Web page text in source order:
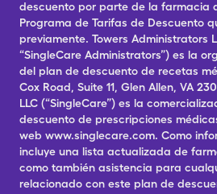
descuento por parte de la farmacia
Programa de Tarifas de Descuento
previamente. Towers Administrators
“SingleCare Administrators”) es la
del plan de descuento de recetas
Cox Road, Suite 11, Glen Allen, VA
LLC (“SingleCare”) es la
descuento de prescripciones
web www.singlecare.com. Como
incluye una lista actualizada de
como también asistencia para
relacionado con este plan de